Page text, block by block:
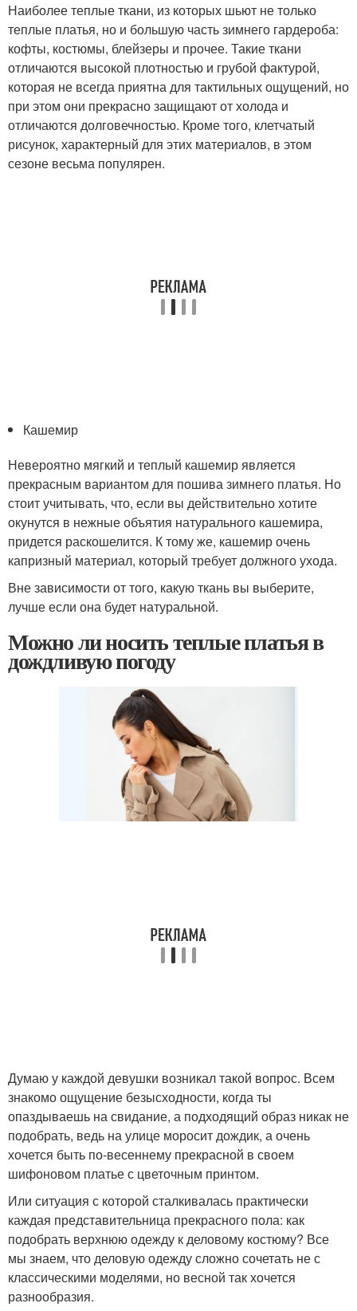
Наиболее теплые ткани, из которых шьют не только
теплые платья, но и большую часть зимнего гардероба:
кофты, костюмы, блейзеры и прочее. Такие ткани
отличаются высокой плотностью и грубой фактурой,
которая не всегда приятна для тактильных ощущений, но
при этом они прекрасно защищают от холода и
отличаются долговечностью. Кроме того, клетчатый
рисунок, характерный для этих материалов, в этом
сезоне весьма популярен.
Кашемир
Невероятно мягкий и теплый кашемир является
прекрасным вариантом для пошива зимнего платья. Но
стоит учитывать, что, если вы действительно хотите
окунутся в нежные объятия натурального кашемира,
придется раскошелится. К тому же, кашемир очень
капризный материал, который требует должного ухода.
Вне зависимости от того, какую ткань вы выберите,
лучше если она будет натуральной.
Можно ли носить теплые платья в
дождливую погоду
Думаю у каждой девушки возникал такой вопрос. Всем
знакомо ощущение безысходности, когда ты
опаздываешь на свидание, а подходящий образ никак не
подобрать, ведь на улице моросит дождик, а очень
хочется быть по-весеннему прекрасной в своем
шифоновом платье с цветочным принтом.
Или ситуация с которой сталкивалась практически
каждая представительница прекрасного пола: как
подобрать верхнюю одежду к деловому костюму? Все
мы знаем, что деловую одежду сложно сочетать не с
классическими моделями, но весной так хочется
разнообразия.